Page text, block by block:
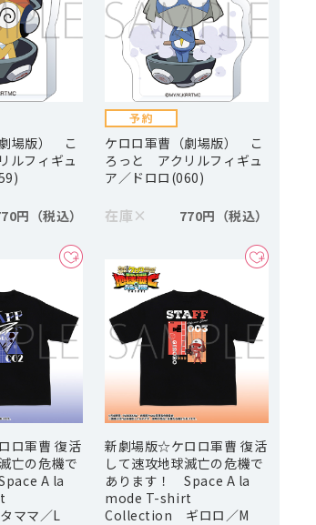
場版） こ
ルフィギュ
円
ケロロ軍曹（劇場版） こ
ろっと アクリルフィギュ
ア／ドロロ(060)
在庫× 770円
ロ軍曹 復活
亡の危機で
A la
ママ／L
新劇場版☆ケロロ軍曹 復活
して速攻地球滅亡の危機で
あります！ Space A la
mode T-shirt
Collection ギロロ／M